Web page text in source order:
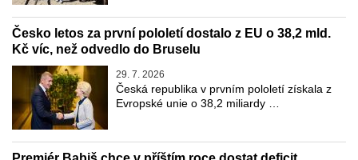
Česko letos za první pololetí dostalo z EU o 38,2 mld.
Kč víc, než odvedlo do Bruselu
29. 7. 2026
Česká republika v prvním pololetí získala z
Evropské unie o 38,2 miliardy …